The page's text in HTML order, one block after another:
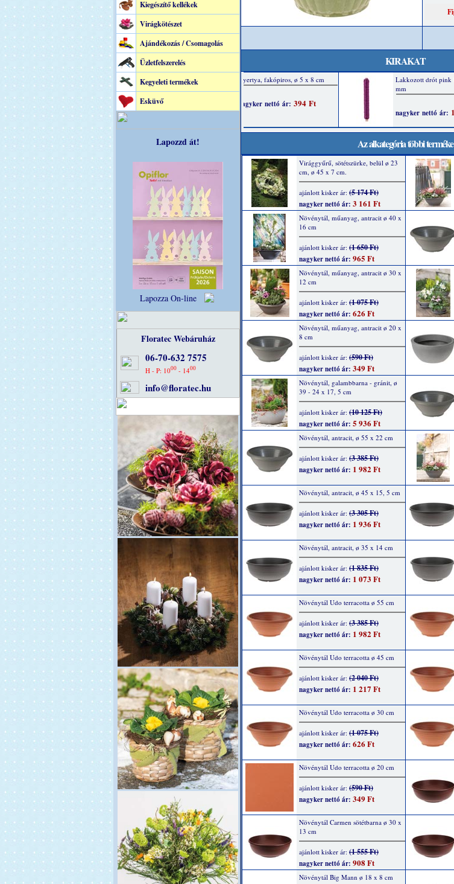
Kiegészítő kellékek
Virágkötészet
Ajándékozás / Csomagolás
Üzletfelszerelés
Kegyeleti termékek
Esküvő
Lapozzd át!
Lapozza On-line
Floratec Webáruház
06-70-632 7575
H - P: 1000- 1400
info@floratec.hu
KIRAKAT
Az alkategória többi terméke
Virággyűrű, sötétszürke, belül ø 23
cm, ø 45 x 7 cm.
ajánlott kisker ár: (5 174 Ft)
nagyker nettó ár: 3 161 Ft
Növénytál, műanyag, antracit ø 40 x
16 cm
ajánlott kisker ár: (1 650 Ft)
nagyker nettó ár: 965 Ft
Növénytál, műanyag, antracit ø 30 x
12 cm
ajánlott kisker ár: (1 075 Ft)
nagyker nettó ár: 626 Ft
Növénytál, műanyag, antracit ø 20 x
8 cm
ajánlott kisker ár: (590 Ft)
nagyker nettó ár: 349 Ft
Növénytál, galambbarna - gránit, ø
39 - 24 x 17, 5 cm
ajánlott kisker ár: (10 125 Ft)
nagyker nettó ár: 5 936 Ft
Növénytál, antracit, ø 55 x 22 cm
ajánlott kisker ár: (3 385 Ft)
nagyker nettó ár: 1 982 Ft
Növénytál, antracit, ø 45 x 15, 5 cm
ajánlott kisker ár: (3 305 Ft)
nagyker nettó ár: 1 936 Ft
Növénytál, antracit, ø 35 x 14 cm
ajánlott kisker ár: (1 835 Ft)
nagyker nettó ár: 1 073 Ft
Növénytál Udo terracotta ø 55 cm
ajánlott kisker ár: (3 385 Ft)
nagyker nettó ár: 1 982 Ft
Növénytál Udo terracotta ø 45 cm
ajánlott kisker ár: (2 040 Ft)
nagyker nettó ár: 1 217 Ft
Növénytál Udo terracotta ø 30 cm
ajánlott kisker ár: (1 075 Ft)
nagyker nettó ár: 626 Ft
Növénytál Udo terracotta ø 20 cm
ajánlott kisker ár: (590 Ft)
nagyker nettó ár: 349 Ft
Növénytál Carmen sötétbarna ø 30 x
13 cm
ajánlott kisker ár: (1 555 Ft)
nagyker nettó ár: 908 Ft
Növénytál Big Mann ø 18 x 8 cm